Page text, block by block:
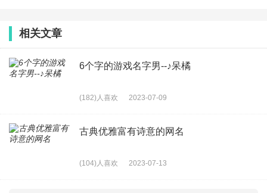
21、东莞最吊鸡
23、煮酒燃烟
26、single（一个人）
27、传说中的嗜神
相关文章
6个字的游戏名字男--♪呆橘
(182)人喜欢 2023-07-09
古典优雅富有诗意的网名
(104)人喜欢 2023-07-13